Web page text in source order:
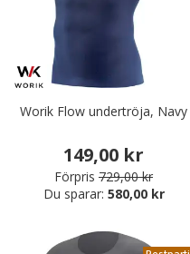
Worik Flow undertröja, Navy
149,00 kr
Förpris 729,00 kr
Du sparar: 580,00 kr